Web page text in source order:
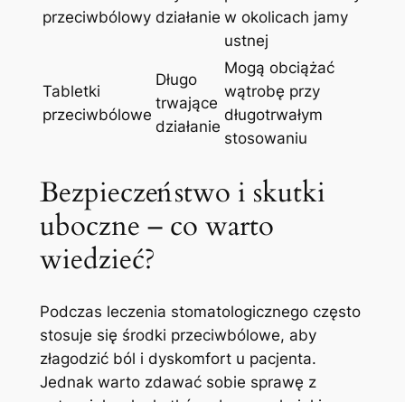
przeciwbólowy działanie w ⁤okolicach jamy
ustnej
Tabletki
przeciwbólowe
Długo
‌trwające
działanie
Mogą ‍obciążać
wątrobę przy‌
długotrwałym
stosowaniu
Bezpieczeństwo i skutki
‌uboczne – co warto
wiedzieć?
Podczas leczenia stomatologicznego często⁢
stosuje się środki przeciwbólowe, aby
złagodzić ból i ⁣dyskomfort u pacjenta.
Jednak warto zdawać sobie ‌sprawę z